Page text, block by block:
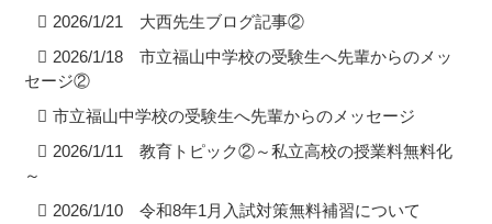
2026/1/21 大西先生ブログ記事②
2026/1/18 市立福山中学校の受験生へ先輩からのメッ
セージ②
市立福山中学校の受験生へ先輩からのメッセージ
2026/1/11 教育トピック②～私立高校の授業料無料化
～
2026/1/10 令和8年1月入試対策無料補習について